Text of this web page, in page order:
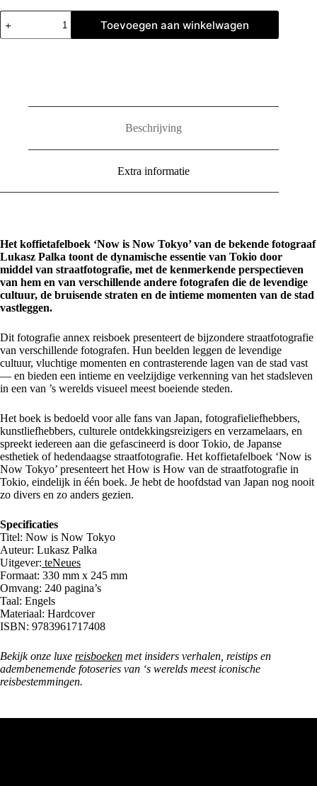
Now
is
Now
Toevoegen aan winkelwagen
Beschrijving
Extra informatie
Het koffietafelboek ‘Now is Now Tokyo’ van de bekende fotograaf
Lukasz Palka toont de dynamische essentie van Tokio door
middel van straatfotografie, met de kenmerkende perspectieven
van hem en van verschillende andere fotografen die de levendige
cultuur, de bruisende straten en de intieme momenten van de stad
vastleggen.
Dit fotografie annex reisboek presenteert de bijzondere straatfotografie
van verschillende fotografen. Hun beelden leggen de levendige
cultuur, vluchtige momenten en contrasterende lagen van de stad vast
— en bieden een intieme en veelzijdige verkenning van het stadsleven
in een van ’s werelds visueel meest boeiende steden.
Het boek is bedoeld voor alle fans van Japan, fotografieliefhebbers,
kunstliefhebbers, culturele ontdekkingsreizigers en verzamelaars, en
spreekt iedereen aan die gefascineerd is door Tokio, de Japanse
esthetiek of hedendaagse straatfotografie. Het koffietafelboek ‘Now is
Now Tokyo’ presenteert het How is How van de straatfotografie in
Tokio, eindelijk in één boek. Je hebt de hoofdstad van Japan nog nooit
zo divers en zo anders gezien.
Specificaties
Titel: Now is Now Tokyo
Auteur: Lukasz Palka
Uitgever: teNeues
Formaat: 330 mm x 245 mm
Omvang: 240 pagina’s
Taal: Engels
Materiaal: Hardcover
ISBN: 9783961717408
Bekijk onze luxe reisboeken met insiders verhalen, reistips en
adembenemende fotoseries van ‘s werelds meest iconische
reisbestemmingen.